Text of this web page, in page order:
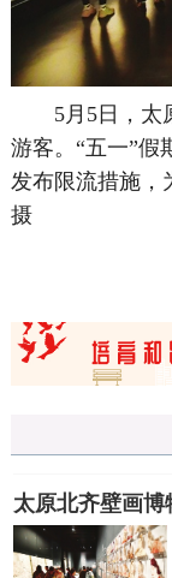
5月5日，太原
游客。“五一”假
发布限流措施，
摄
太原北齐壁画博